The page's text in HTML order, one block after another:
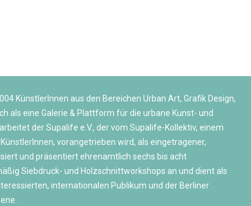
KünstlerInnen aus den Bereichen Urban Art, Grafik Design,
als eine Galerie & Plattform für die urbane Kunst- und
der Supalife e.V., der vom Supalife-Kollektiv, einem
vorangetrieben wird, als eingetragener,
und präsentiert ehrenamtlich sechs bis acht
Siebdruck- und Holzschnittworkshops an und dient als
internationalen Publikum und der Berliner